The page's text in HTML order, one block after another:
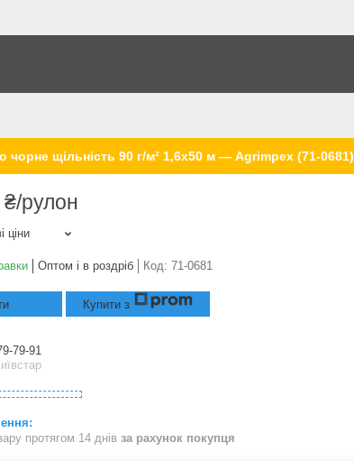
чорне щільність 90 г/м² 1,6x50 м — Agrimpex (71-0681)
рулон
ціни
Оптом і в роздріб Код: 71-0681
Купити з
79-91
протягом 14 днів за рахунок покупця